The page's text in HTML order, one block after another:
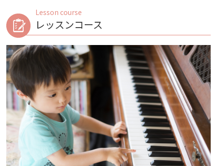
Lesson course
レッスンコース